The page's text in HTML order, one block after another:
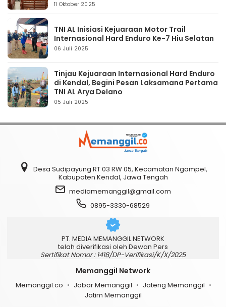
11 Oktober 2025
TNI AL Inisiasi Kejuaraan Motor Trail
Internasional Hard Enduro Ke-7 Hiu Selatan
06 Juli 2025
Tinjau Kejuaraan Internasional Hard Enduro
di Kendal, Begini Pesan Laksamana Pertama
TNI AL Arya Delano
05 Juli 2025
Desa Sudipayung RT 03 RW 05, Kecamatan Ngampel,
Kabupaten Kendal, Jawa Tengah
mediamemanggil@gmail.com
0895-3330-68529
PT. MEDIA MEMANGGIL NETWORK
telah diverifikasi oleh Dewan Pers
Sertifikat Nomor : 1418/DP-Verifikasi/K/X/2025
Memanggil Network
Memanggil.co Jabar Memanggil
Jateng Memanggil
Jatim Memanggil